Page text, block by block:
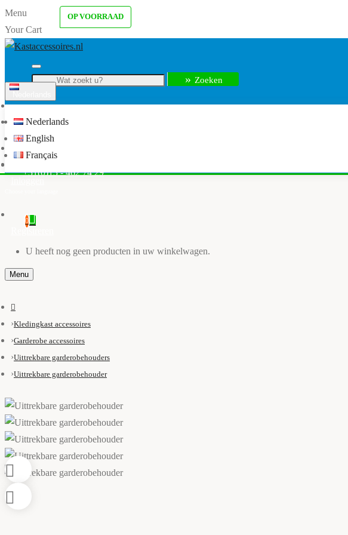
Menu
Your Cart
Zoeken
Nederlands
English
Français
info@kastaccessoires.nl
+31(0)13 - 462 74 29
0
U heeft nog geen producten in uw winkelwagen.
Menu
Registreren
Menu
Kledingkast accessoires
Garderobe accessoires
Uittrekbare garderobehouders
Uittrekbare garderobehouder
OP VOORRAAD